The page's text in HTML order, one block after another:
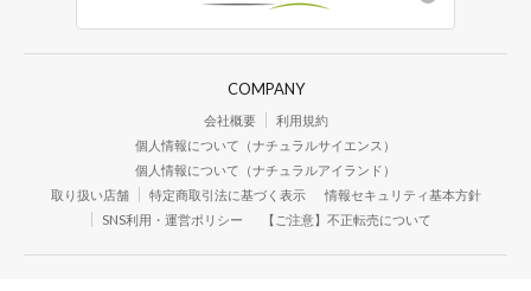
COMPANY
会社概要
利用規約
個人情報について（ナチュラルサイエンス）
個人情報について（ナチュラルアイランド）
取り扱い店舗
特定商取引法に基づく表示
情報セキュリティ基本方針
SNS利用・運営ポリシー
【ご注意】不正転売について